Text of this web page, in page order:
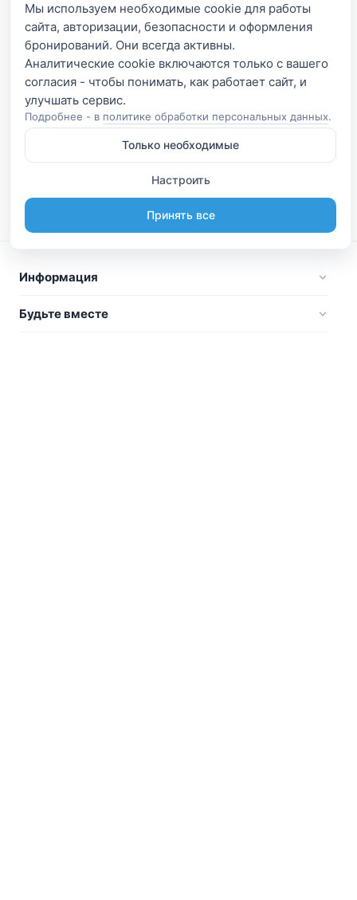
Мы используем необходимые cookie для работы
сайта, авторизации, безопасности и оформления
бронирований. Они всегда активны.
Аналитические cookie включаются только с вашего
согласия - чтобы понимать, как работает сайт, и
Подробнее - в политике обработки персональных данных.
Только необходимые
Настроить
Принять все
Информация
Будьте вместе